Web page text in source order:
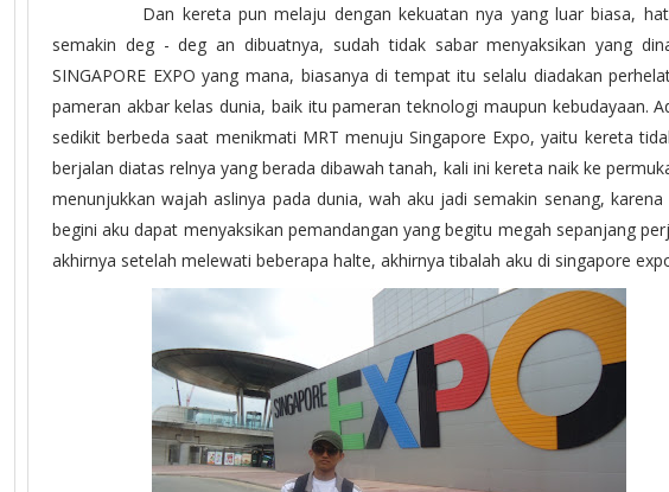
Dan kereta pun melaju dengan kekuatan nya yang luar biasa,
semakin deg - deg an dibuatnya, sudah tidak sabar menyaksikan yang
SINGAPORE EXPO yang mana, biasanya di tempat itu selalu diadakan
pameran akbar kelas dunia, baik itu pameran teknologi maupun kebudayaan.
sedikit berbeda saat menikmati MRT menuju Singapore Expo, yaitu kereta
berjalan diatas relnya yang berada dibawah tanah, kali ini kereta naik ke
menunjukkan wajah aslinya pada dunia, wah aku jadi semakin senang, karena
begini aku dapat menyaksikan pemandangan yang begitu megah sepanjang
akhirnya setelah melewati beberapa halte, akhirnya tibalah aku di singapore